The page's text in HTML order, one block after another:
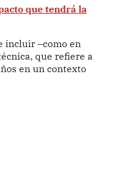
que tendrá la
incluir –como en
que refiere a
en un contexto